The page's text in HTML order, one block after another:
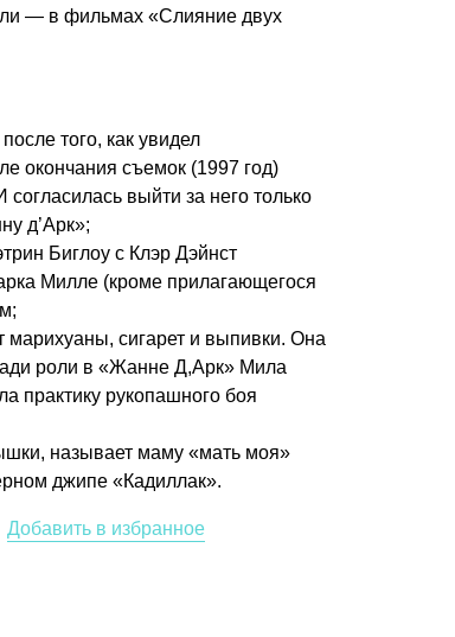
— в фильмах «Слияние двух
того, как увидел
окончания съемок (1997 год)
выйти за него только
д’Арк»;
Биглоу с Клэр Дэйнст
Милле (кроме прилагающегося
марихуаны, сигарет и выпивки. Она
роли в «Жанне Д,Арк» Мила
практику рукопашного боя
называет маму «мать моя»
джипе «Кадиллак».